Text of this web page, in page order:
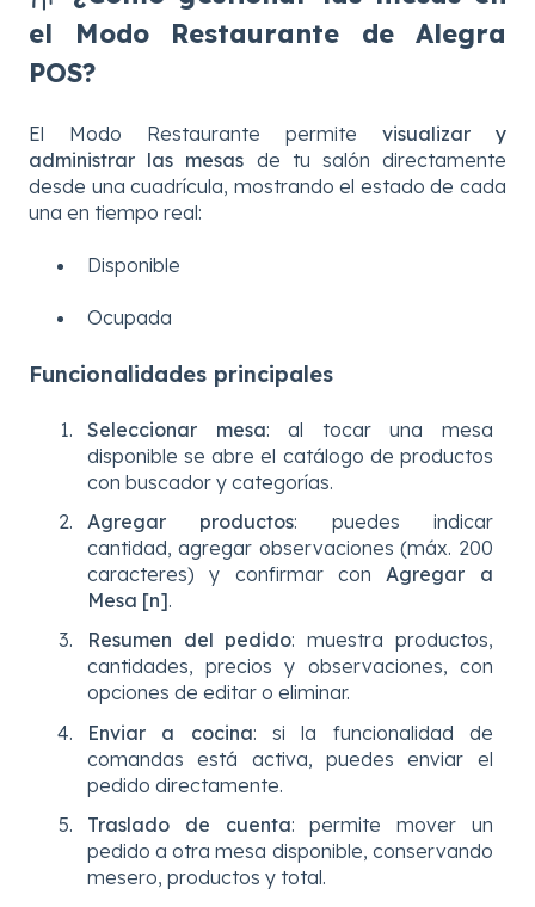
el Modo Restaurante de Alegra
POS?
El Modo Restaurante permite visualizar y
administrar las mesas de tu salón directamente
desde una cuadrícula, mostrando el estado de cada
una en tiempo real:
Disponible
Ocupada
Funcionalidades principales
Seleccionar mesa: al tocar una mesa
disponible se abre el catálogo de productos
con buscador y categorías.
Agregar productos: puedes indicar
cantidad, agregar observaciones (máx. 200
caracteres) y confirmar con Agregar a
Mesa [n].
Resumen del pedido: muestra productos,
cantidades, precios y observaciones, con
opciones de editar o eliminar.
Enviar a cocina: si la funcionalidad de
comandas está activa, puedes enviar el
pedido directamente.
Traslado de cuenta: permite mover un
pedido a otra mesa disponible, conservando
mesero, productos y total.